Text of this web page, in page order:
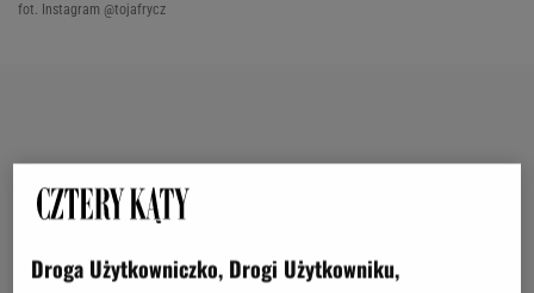
fot. Instagram @tojafrycz
Droga Użytkowniczko, Drogi Użytkowniku,